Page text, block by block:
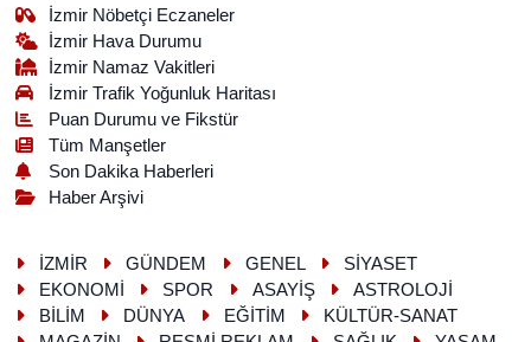
İzmir Nöbetçi Eczaneler
İzmir Hava Durumu
İzmir Namaz Vakitleri
İzmir Trafik Yoğunluk Haritası
Puan Durumu ve Fikstür
Tüm Manşetler
Son Dakika Haberleri
Haber Arşivi
İZMİR GÜNDEM GENEL
SİYASET
EKONOMİ
SPOR ASAYİŞ
ASTROLOJİ
BİLİM
DÜNYA EĞİTİM
KÜLTÜR-SANAT